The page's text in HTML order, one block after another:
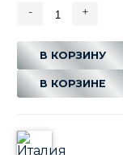
- +
В КОРЗИНУ
В КОРЗИНЕ